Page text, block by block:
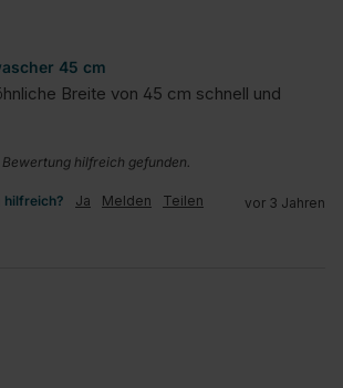
45 cm
Breite von 45 cm schnell und
Bewertung hilfreich gefunden.
hilfreich? Ja Melden Teilen vor 3 Jahren